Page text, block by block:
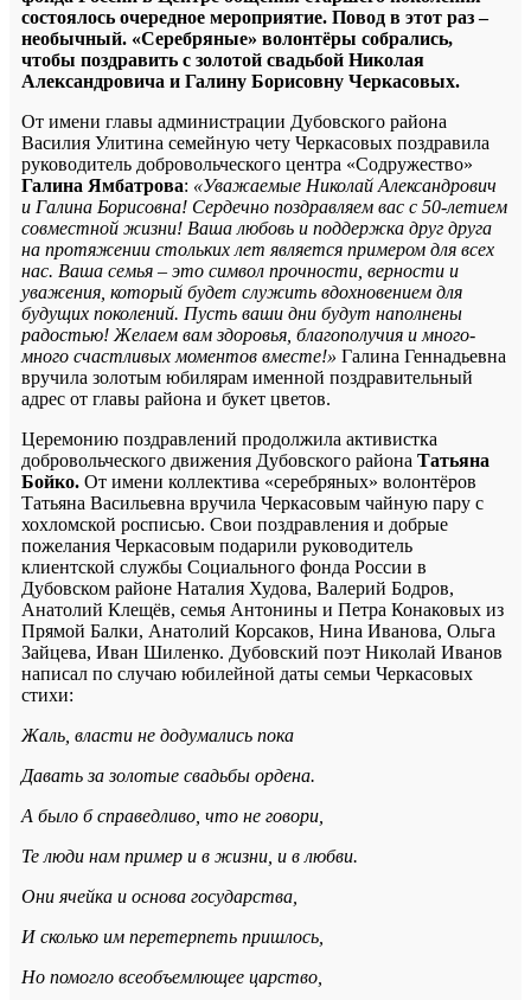
состоялось очередное мероприятие. Повод в этот раз –
необычный. «Серебряные» волонтёры собрались,
чтобы поздравить с золотой свадьбой Николая
Александровича и Галину Борисовну Черкасовых.
От имени главы администрации Дубовского района
Василия Улитина семейную чету Черкасовых поздравила
руководитель добровольческого центра «Содружество»
Галина Ямбатрова: «Уважаемые Николай Александрович
и Галина Борисовна! Сердечно поздравляем вас с 50-летием
совместной жизни! Ваша любовь и поддержка друг друга
на протяжении стольких лет является примером для всех
нас. Ваша семья – это символ прочности, верности и
уважения, который будет служить вдохновением для
будущих поколений. Пусть ваши дни будут наполнены
радостью! Желаем вам здоровья, благополучия и много-
много счастливых моментов вместе!» Галина Геннадьевна
вручила золотым юбилярам именной поздравительный
адрес от главы района и букет цветов.
Церемонию поздравлений продолжила активистка
добровольческого движения Дубовского района Татьяна
Бойко. От имени коллектива «серебряных» волонтёров
Татьяна Васильевна вручила Черкасовым чайную пару с
хохломской росписью. Свои поздравления и добрые
пожелания Черкасовым подарили руководитель
клиентской службы Социального фонда России в
Дубовском районе Наталия Худова, Валерий Бодров,
Анатолий Клещёв, семья Антонины и Петра Конаковых из
Прямой Балки, Анатолий Корсаков, Нина Иванова, Ольга
Зайцева, Иван Шиленко. Дубовский поэт Николай Иванов
написал по случаю юбилейной даты семьи Черкасовых
стихи:
Жаль, власти не додумались пока
Давать за золотые свадьбы ордена.
А было б справедливо, что не говори,
Те люди нам пример и в жизни, и в любви.
Они ячейка и основа государства,
И сколько им перетерпеть пришлось,
Но помогло всеобъемлющее царство,